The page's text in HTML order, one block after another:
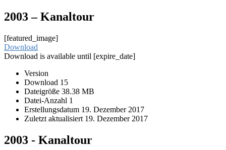
2003 – Kanaltour
[featured_image]
Download
Download is available until [expire_date]
Version
Download 15
Dateigröße 38.38 MB
Datei-Anzahl 1
Erstellungsdatum 19. Dezember 2017
Zuletzt aktualisiert 19. Dezember 2017
2003 - Kanaltour